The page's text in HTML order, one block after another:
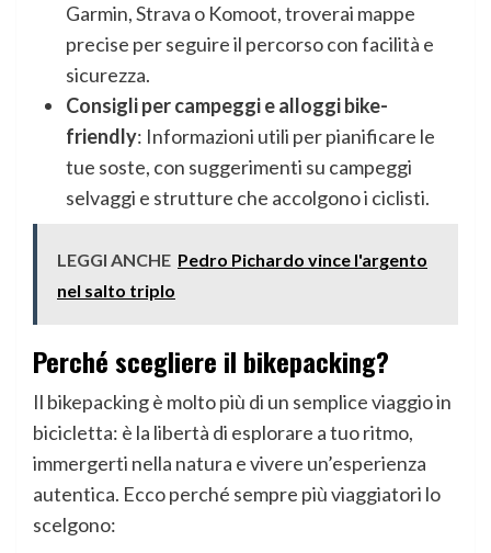
Garmin, Strava o Komoot, troverai mappe
precise per seguire il percorso con facilità e
sicurezza.
Consigli per campeggi e alloggi bike-
friendly: Informazioni utili per pianificare le
tue soste, con suggerimenti su campeggi
selvaggi e strutture che accolgono i ciclisti.
LEGGI ANCHE Pedro Pichardo vince l'argento
nel salto triplo
Perché scegliere il bikepacking?
Il bikepacking è molto più di un semplice viaggio in
bicicletta: è la libertà di esplorare a tuo ritmo,
immergerti nella natura e vivere un’esperienza
autentica. Ecco perché sempre più viaggiatori lo
scelgono: